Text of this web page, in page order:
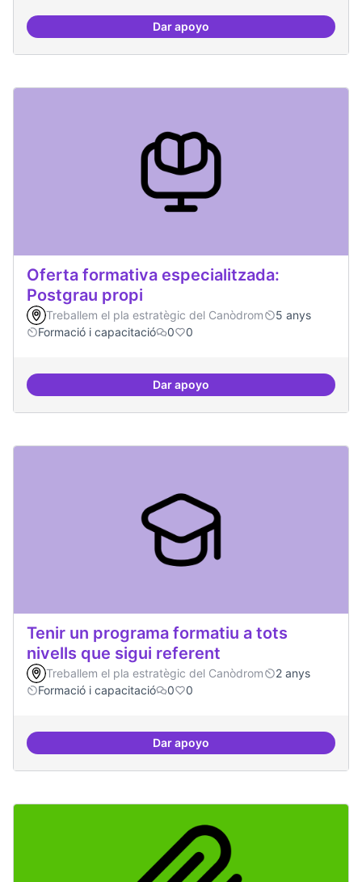
Dar apoyoCursos de podcast i twitch
Oferta formativa especialitzada:
Postgrau propi
Treballem el pla estratègic del Canòdrom
5 anys
Formació i capacitació
0 0
Dar apoyoOferta formativa especialitzada:
Tenir un programa formatiu a tots
nivells que sigui referent
Treballem el pla estratègic del Canòdrom
2 anys
Formació i capacitació
0 0
Dar apoyoTenir un programa formatiu a